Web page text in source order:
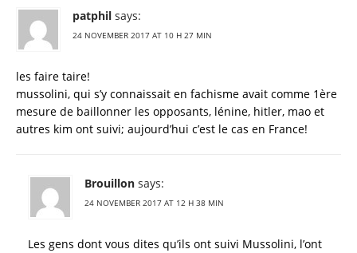
patphil says:
24 NOVEMBER 2017 AT 10 H 27 MIN
les faire taire!
mussolini, qui s’y connaissait en fachisme avait comme 1ère
mesure de baillonner les opposants, lénine, hitler, mao et
autres kim ont suivi; aujourd’hui c’est le cas en France!
Brouillon says:
24 NOVEMBER 2017 AT 12 H 38 MIN
Les gens dont vous dites qu’ils ont suivi Mussolini, l’ont